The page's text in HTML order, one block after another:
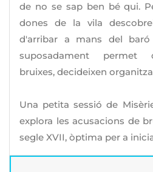
de no se sap ben bé qui.
dones de la vila
d'arribar a mans del
suposadament permet
bruixes, decideixen
Una petita sessió de
explora les acusacions de
segle XVII, òptima per a